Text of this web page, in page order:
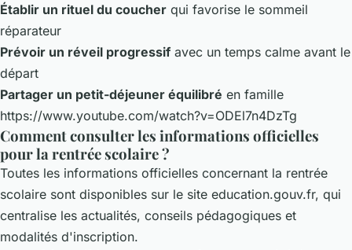
Établir un rituel du coucher qui favorise le sommeil
réparateur
Prévoir un réveil progressif avec un temps calme avant le
départ
Partager un petit-déjeuner équilibré en famille
https://www.youtube.com/watch?v=ODEl7n4DzTg
Comment consulter les informations officielles
pour la rentrée scolaire ?
Toutes les informations officielles concernant la rentrée
scolaire sont disponibles sur le site education.gouv.fr, qui
centralise les actualités, conseils pédagogiques et
modalités d'inscription.